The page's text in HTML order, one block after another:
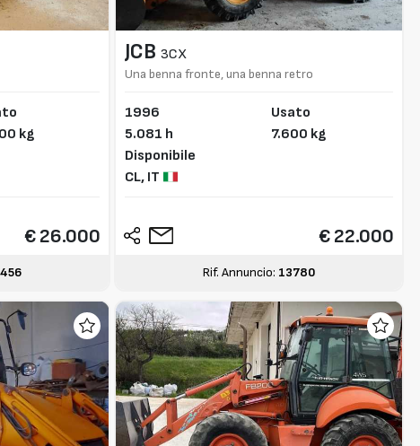
kg
€ 26.000
JCB 3CX
Una benna fronte, una benna retro
1996
5.081 h
Disponibile
CL, IT
Usato
7.600 kg
€ 22.000
Rif. Annuncio: 13780